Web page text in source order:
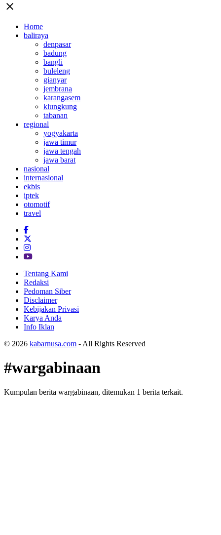
close
Home
baliraya
denpasar
badung
bangli
buleleng
gianyar
jembrana
karangasem
klungkung
tabanan
regional
yogyakarta
jawa timur
jawa tengah
jawa barat
nasional
internasional
ekbis
iptek
otomotif
travel
Tentang Kami
Redaksi
Pedoman Siber
Disclaimer
Kebijakan Privasi
Karya Anda
Info Iklan
© 2026 kabarnusa.com - All Rights Reserved
#wargabinaan
Kumpulan berita wargabinaan, ditemukan 1 berita terkait.